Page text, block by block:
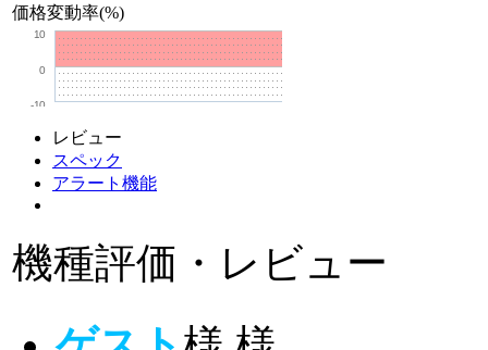
価格変動率(%)
-10
0
10
レビュー
スペック
アラート機能
機種評価・レビュー